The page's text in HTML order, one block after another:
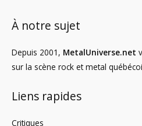
À notre sujet
Depuis 2001, MetalUniverse.net
sur la scène rock et metal
Liens rapides
Critiques